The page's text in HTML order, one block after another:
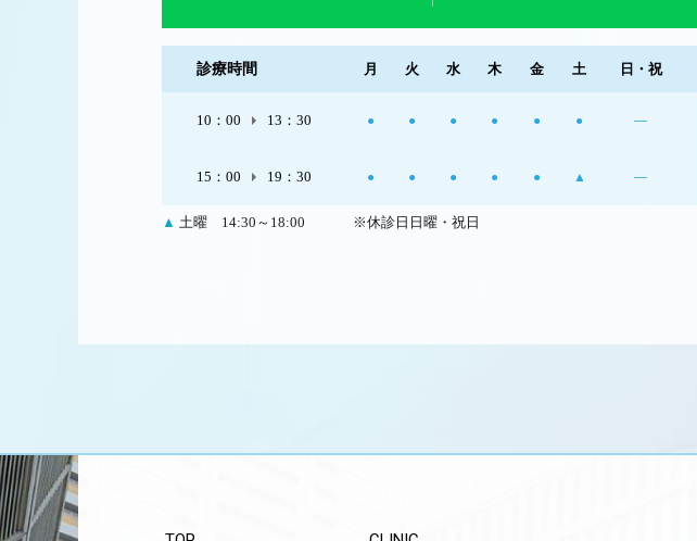
診療時間 月 火 水 木 金 土 日・祝
10：00 13：30 ● ● ● ● ● ● ―
15：00 19：30 ● ● ● ● ● ▲ ―
▲ 土曜 14:30～18:00 ※休診日日曜・祝日